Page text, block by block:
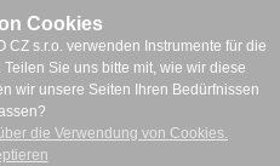
Cookies
CZ s.r.o. verwenden Instrumente für die
Sie uns bitte mit, wie wir diese
wir unsere Seiten Ihren Bedürfnissen
die Verwendung von Cookies.